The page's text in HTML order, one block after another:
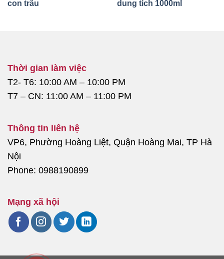
con trâu
dung tích 1000ml
Thời gian làm việc
T2- T6: 10:00 AM – 10:00 PM
T7 – CN: 11:00 AM – 11:00 PM
Thông tin liên hệ
VP6, Phường Hoàng Liệt, Quận Hoàng Mai, TP Hà
Nội
Phone: 0988190899
Mạng xã hội